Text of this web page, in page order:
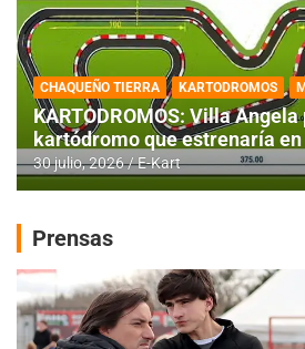
CHAQUEÑO TIERRA KARTODROMOS
KARTODROMOS: Villa
kartódromo que estrenaría
30 julio, 2026 E-Kart
Prensas